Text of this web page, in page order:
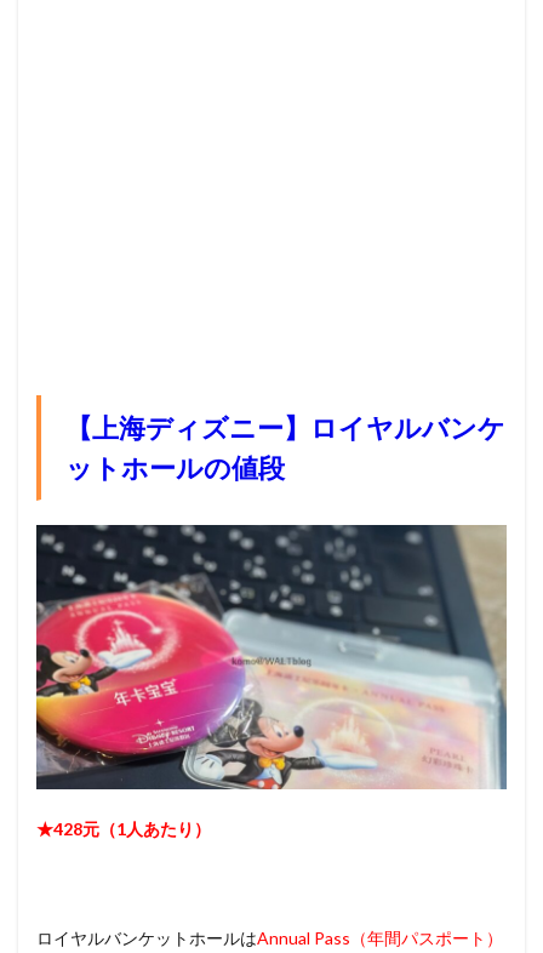
【上海ディズニー】ロイヤルバンケ
ットホールの値段
★428元（1人あたり）
ロイヤルバンケットホールはAnnual Pass（年間パスポート）